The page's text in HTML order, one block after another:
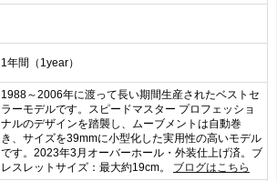
1年間（1year）
1988～2006年に渡って長い期間生産されたベストセ
ラーモデルです。スピードマスター プロフェッショ
ナルのデザインを踏襲し、ムーブメントは自動巻
き、サイズを39mmに小型化した実用性の高いモデル
です。2023年3月オーバーホール・外装仕上げ済。ブ
レスレットサイズ：最大約19cm。 ブログはこちら